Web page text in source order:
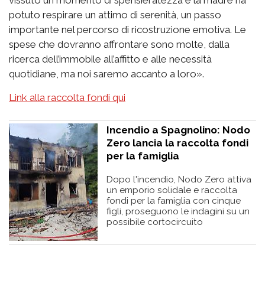
potuto respirare un attimo di serenità, un passo
importante nel percorso di ricostruzione emotiva. Le
spese che dovranno affrontare sono molte, dalla
ricerca dell’immobile all’affitto e alle necessità
quotidiane, ma noi saremo accanto a loro».
Link alla raccolta fondi qui
Incendio a Spagnolino: Nodo
Zero lancia la raccolta fondi
per la famiglia
Dopo l'incendio, Nodo Zero attiva
un emporio solidale e raccolta
fondi per la famiglia con cinque
figli, proseguono le indagini su un
possibile cortocircuito